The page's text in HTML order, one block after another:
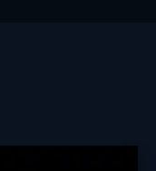
内田夕夜